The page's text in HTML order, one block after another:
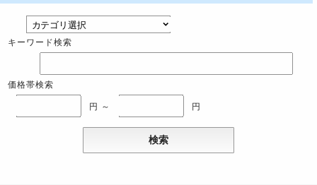
キーワード検索
価格帯検索
円 ～ 円